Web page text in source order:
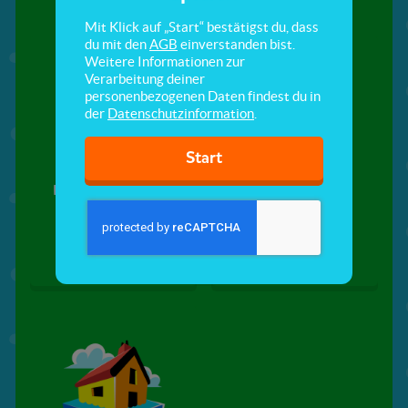
Klima oder Wetter?
Was ist der
Treibhauseffekt?
Mit Klick auf „Start“ bestätigst du, dass
du mit denAGB einverstanden bist.
Weitere Informationen zur
Verarbeitung deiner
personenbezogenen Daten findest du in
der Datenschutzinformation
Start